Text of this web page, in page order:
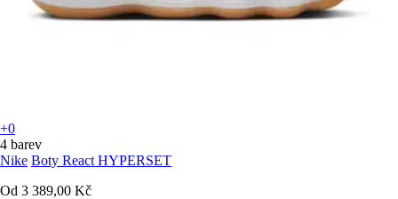
+0
4 barev
Nike Boty React HYPERSET
Od 3 389,00 Kč